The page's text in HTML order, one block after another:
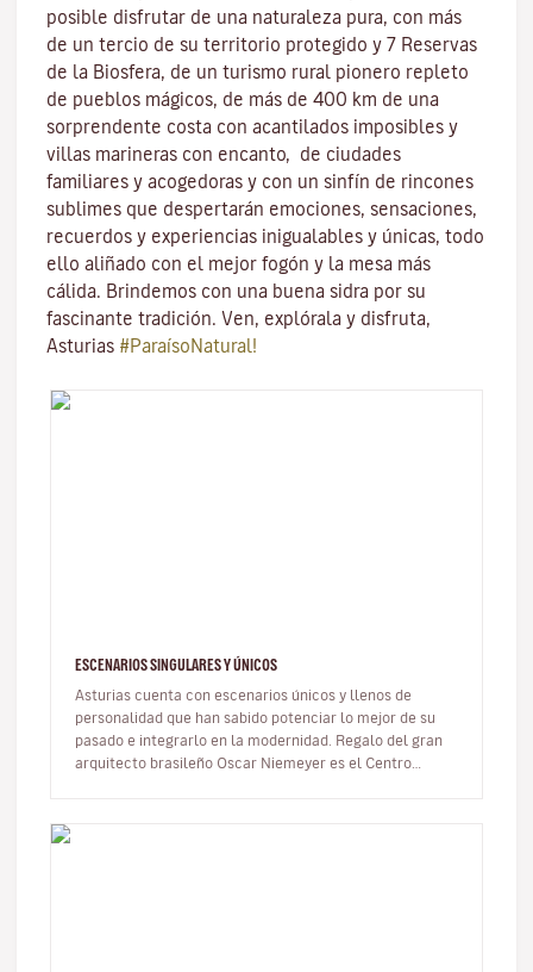
posible disfrutar de una naturaleza pura, con más
de un tercio de su territorio protegido y 7 Reservas
de la Biosfera, de un turismo rural pionero repleto
de pueblos mágicos, de más de 400 km de una
sorprendente costa con acantilados imposibles y
villas marineras con encanto, de ciudades
familiares y acogedoras y con un sinfín de rincones
sublimes que despertarán emociones, sensaciones,
recuerdos y experiencias inigualables y únicas, todo
ello aliñado con el mejor fogón y la mesa más
cálida. Brindemos con una buena sidra por su
fascinante tradición. Ven, explórala y disfruta,
Asturias #ParaísoNatural!
ESCENARIOS SINGULARES Y ÚNICOS
Asturias cuenta con escenarios únicos y llenos de
personalidad que han sabido potenciar lo mejor de su
pasado e integrarlo en la modernidad. Regalo del gran
arquitecto brasileño Oscar Niemeyer es el Centro